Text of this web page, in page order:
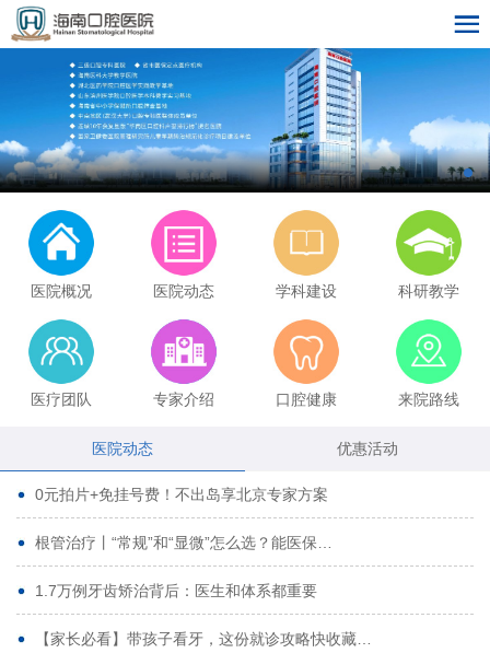
医院概况 医院动态 学科建设 科研教学
医疗团队 专家介绍 口腔健康 来院路线
医院动态 优惠活动
0元拍片+免挂号费！不出岛享北京专家方案
根管治疗丨“常规”和“显微”怎么选？能医保…
1.7万例牙齿矫治背后：医生和体系都重要
【家长必看】带孩子看牙，这份就诊攻略快收藏…